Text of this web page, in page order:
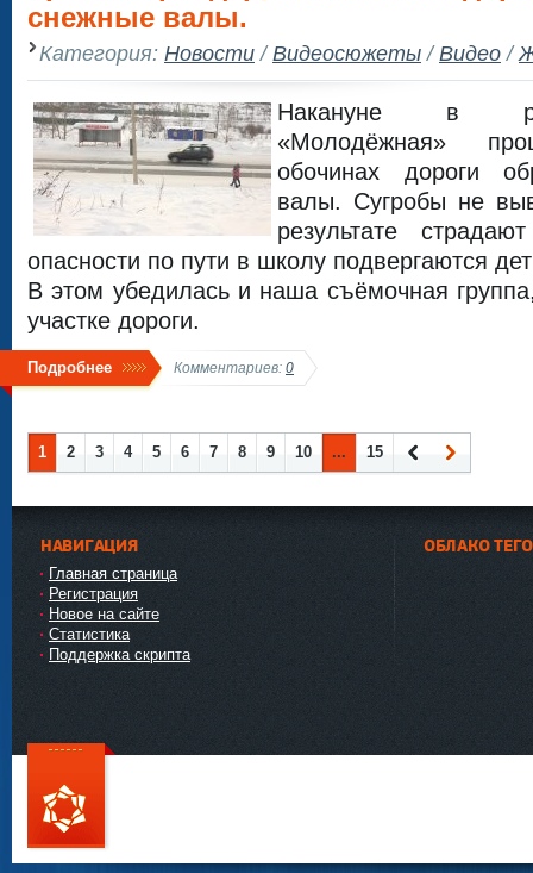
снежные валы.
Категория: Новости/Видеосюжеты/Видео/
Накануне в
«Молодёжная»
обочинах дороги
валы. Сугробы не
результате
опасности по пути в школу подвергаются
В этом убедилась и наша съёмочная
участке дороги.
Подробнее Комментариев: 0
1 2 3 4 5 6 7 8 9 10 ...
15
НАВИГАЦИЯ
Главная страница
Регистрация
Новое на сайте
Статистика
Поддержка скрипта
ОБЛАКО
111